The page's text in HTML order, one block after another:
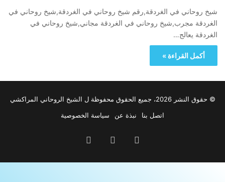
شيخ روحاني في الغردقة,رقم شيخ روحاني في الغردقة,شيخ روحاني في
الغردقة مجرب,شيخ روحاني في الغردقة مجاني,شيخ روحاني في
الغردقة يعالج…
أكمل القراءة »
© حقوق النشر 2026، جميع الحقوق محفوظة ل الشيخ الروحاني المراكشي
اتصل بنا
نبذة عن سياسة الخصوصية
‫YouTube